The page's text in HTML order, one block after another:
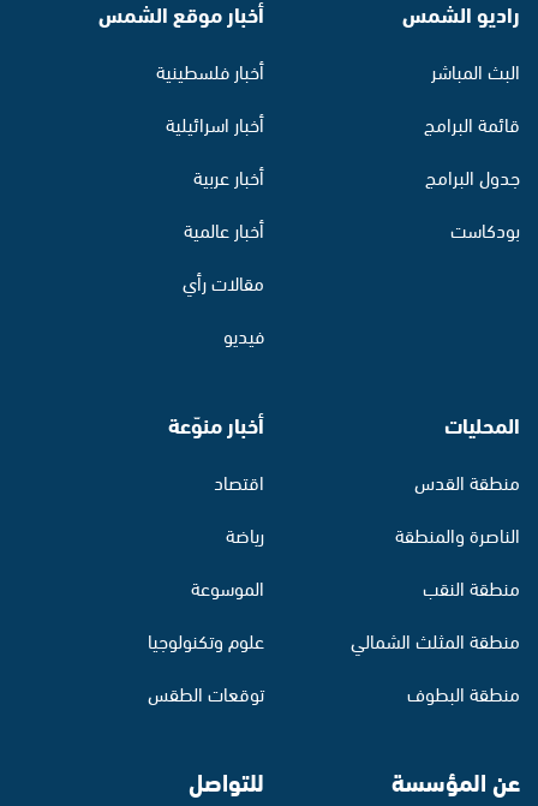
راديو الشمس
البث المباشر
قائمة البرامج
جدول البرامج
بودكاست
أخبار موقع الشمس
أخبار فلسطينية
أخبار اسرائيلية
أخبار عربية
أخبار عالمية
مقالات رأي
فيديو
المحليات
منطقة القدس
الناصرة والمنطقة
منطقة النقب
منطقة المثلث الشمالي
منطقة البطوف
أخبار منوّعة
اقتصاد
رياضة
الموسوعة
علوم وتكنولوجيا
توقعات الطقس
عن المؤسسة للتواصل